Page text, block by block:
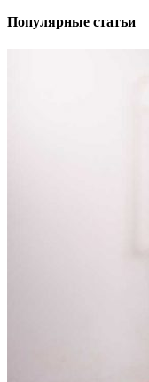
Популярные статьи